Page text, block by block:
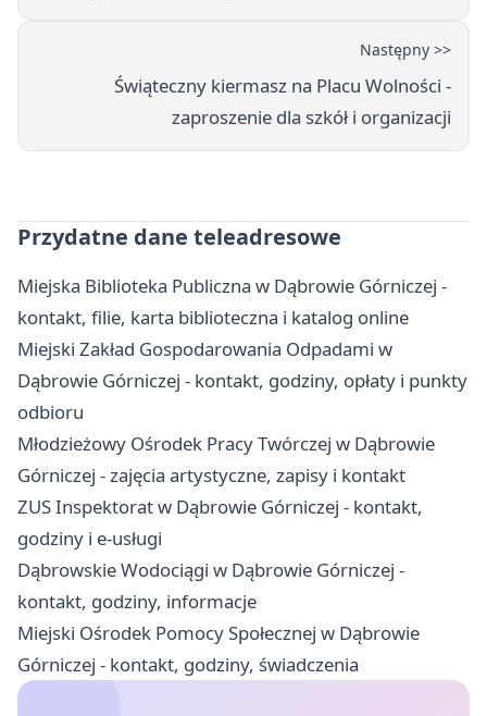
Następny >>
Świąteczny kiermasz na Placu Wolności -
zaproszenie dla szkół i organizacji
Przydatne dane teleadresowe
Miejska Biblioteka Publiczna w Dąbrowie Górniczej -
kontakt, filie, karta biblioteczna i katalog online
Miejski Zakład Gospodarowania Odpadami w
Dąbrowie Górniczej - kontakt, godziny, opłaty i punkty
odbioru
Młodzieżowy Ośrodek Pracy Twórczej w Dąbrowie
Górniczej - zajęcia artystyczne, zapisy i kontakt
ZUS Inspektorat w Dąbrowie Górniczej - kontakt,
godziny i e-usługi
Dąbrowskie Wodociągi w Dąbrowie Górniczej -
kontakt, godziny, informacje
Miejski Ośrodek Pomocy Społecznej w Dąbrowie
Górniczej - kontakt, godziny, świadczenia